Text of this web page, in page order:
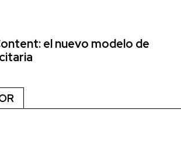
el nuevo modelo de